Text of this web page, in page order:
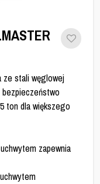
ze stali węglowej
bezpieczeństwo
ton dla większego
zapewnia